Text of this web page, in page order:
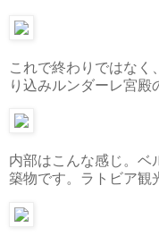
これで終わりではなく
り込みルンダーレ宮殿
内部はこんな感じ。ベ
築物です。ラトビア観